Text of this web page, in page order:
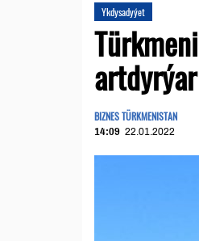
Ykdysadyýet
artdyrýar
BIZNES TÜRKMENISTAN
14:09 22.01.2022